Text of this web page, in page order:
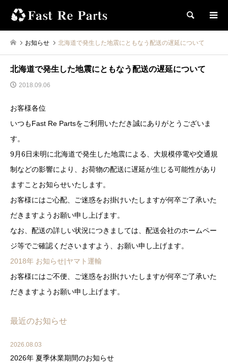
検索
お知らせ 北海道で発生した地震にともなう配送の遅延について
北海道で発生した地震にともなう配送の遅延について
2018.09.06
お客様各位
いつもFast Re Partsをご利用いただき誠にありがとうございま
す。
9月6日未明に北海道で発生した地震による、大規模停電や交通規
制などの影響により、お荷物の配送に遅延が生じる可能性があり
ますことお知らせいたします。
お客様にはご心配、ご迷惑をお掛けいたしますが何卒ご了承いた
だきますようお願い申し上げます。
なお、配送の詳しい状況につきましては、配送会社のホームペー
ジ等でご確認くださいますよう、お願い申し上げます。
2018年 お知らせ|ヤマト運輸
お客様にはご不便、ご迷惑をお掛けいたしますが何卒ご了承いた
だきますようお願い申し上げます。
最近のお知らせ
2026.08.03
2026年 夏季休業期間のお知らせ